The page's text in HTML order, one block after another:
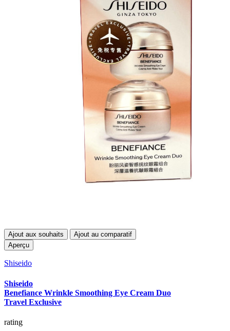
Ajout aux souhaits
Ajout au comparatif
Aperçu
Shiseido
Shiseido
Benefiance Wrinkle Smoothing Eye Cream Duo
Travel Exclusive
rating